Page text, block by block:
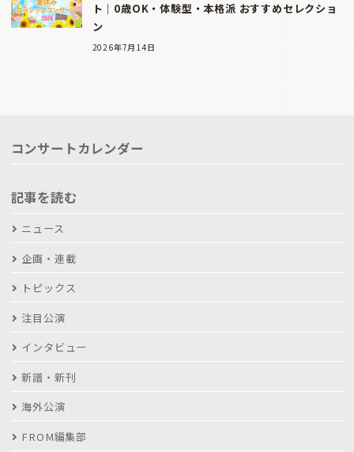
ト｜0歳OK・体験型・本格派 おすすめセレクショ
ン
2026年7月14日
コンサートカレンダー
記事を読む
ニュース
企画・連載
トピックス
注目公演
インタビュー
新譜・新刊
海外公演
FROM編集部